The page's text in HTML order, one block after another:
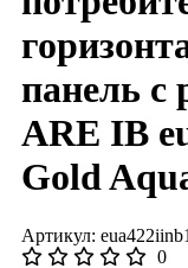
панель с
ARE IB
Gold
Артикул: eua422iinb1
0